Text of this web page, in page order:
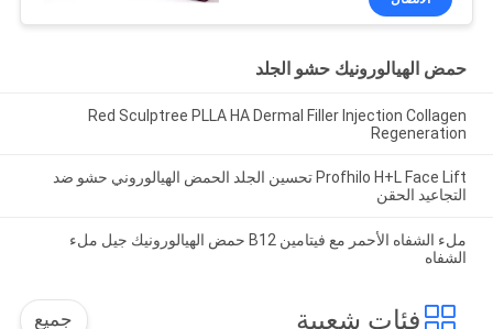
حمض الهيالورونيك حشو الجلد
Red Sculptree PLLA HA Dermal Filler Injection Collagen
Regeneration
Profhilo H+L Face Lift تحسين الجلد الحمض الهيالوروني حشو ضد
التجاعيد الحقن
ملء الشفاه الأحمر مع فيتامين B12 حمض الهيالورونيك جيل ملء
الشفاه
فئات شعبية جميع